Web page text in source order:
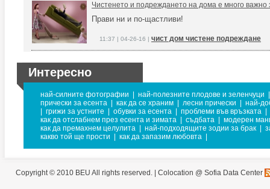
Чистенето и подреждането на дома е много важно
Прави ни и по-щастливи!
11:37 | 04-26-16 | чист дом чистене подреждане
Интересно
най-силните фотографии най-полезните плодове и зеленчуци
прически за есента
как да се храним лесни прически
най-
грижи за устните обувки за есента проблеми във връзката
как да отслабнем през есента и зимата
съдбата
модерен
как да премахнем целулита
най-подходящите зодии за брак
какво той ще прости
как да запазим любовта
Copyright © 2010 BEU All rights reserved. | Colocation @ Sofia Data Center